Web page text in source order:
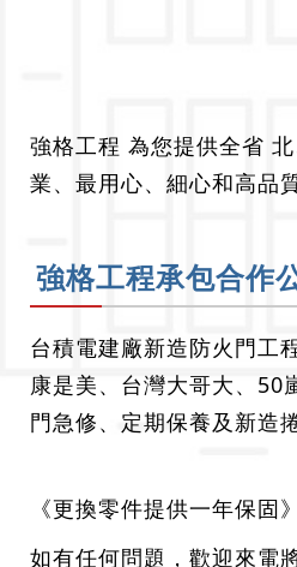
強格工程 為您提供全省
業、最用心、細心和高品
強格工程承包合作
台積電建廠新造防火門工
康是美、台灣大哥大、50
門急修、定期保養及新造
《更換零件提供一年保固》
如有任何問題，歡迎來電